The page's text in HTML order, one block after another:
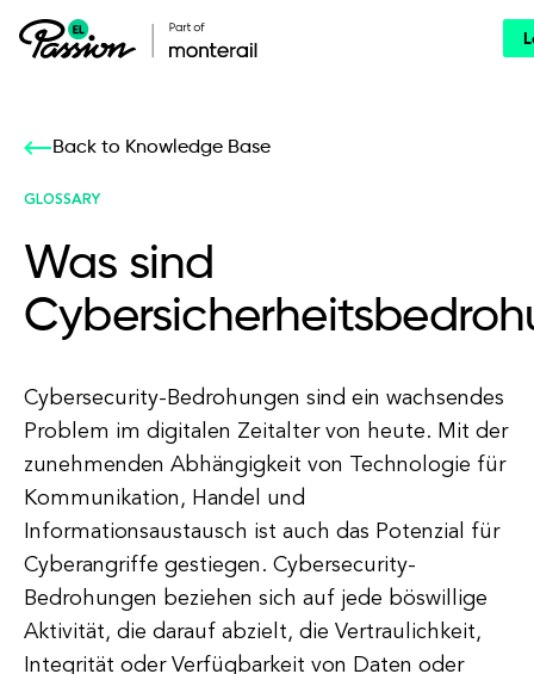
Back to Knowledge Base
GLOSSARY
Was sind
Cybersecurity-Bedrohungen sind ein wachsendes
Problem im digitalen Zeitalter von heute. Mit der
zunehmenden Abhängigkeit von Technologie für
Kommunikation, Handel und
Informationsaustausch ist auch das Potenzial für
Cyberangriffe gestiegen. Cybersecurity-
Bedrohungen beziehen sich auf jede böswillige
Aktivität, die darauf abzielt, die Vertraulichkeit,
Integrität oder Verfügbarkeit von Daten oder